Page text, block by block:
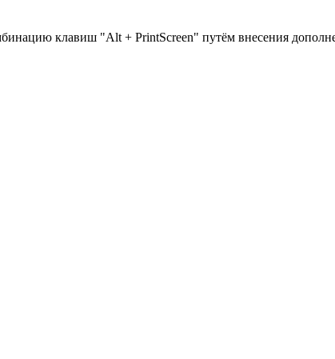
клавиш "Alt + PrintScreen" путём внесения